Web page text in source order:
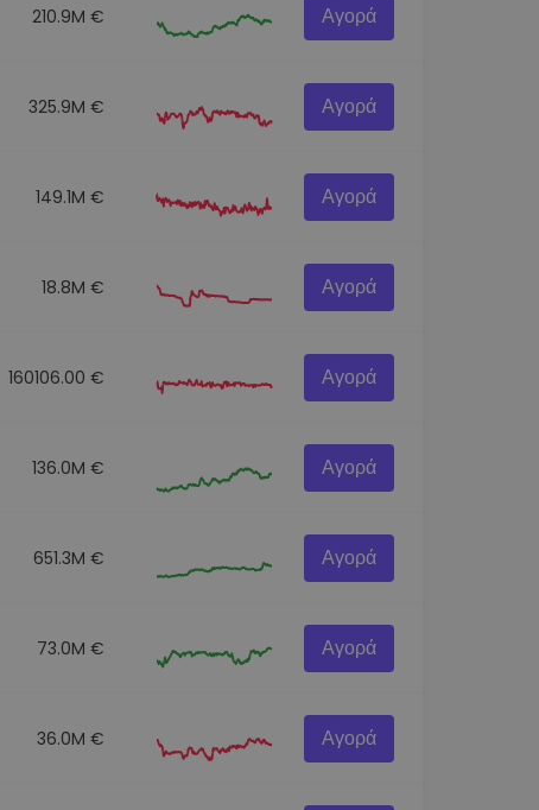
210.9M € Αγορά
325.9M € Αγορά
149.1M € Αγορά
18.8M € Αγορά
160106.00 € Αγορά
136.0M € Αγορά
651.3M € Αγορά
73.0M € Αγορά
36.0M € Αγορά